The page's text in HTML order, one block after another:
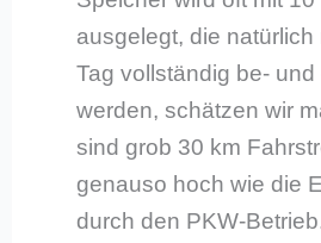
ausgelegt, die natürlich
Tag vollständig be-
werden, schätzen wir
sind grob 30 km
genauso hoch wie die
durch den PKW-